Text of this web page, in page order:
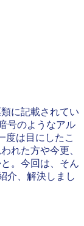
に記載されてい
号のようなアル
度は目にしたこ
れた方や今更、
。今回は、そん
介、解決しまし